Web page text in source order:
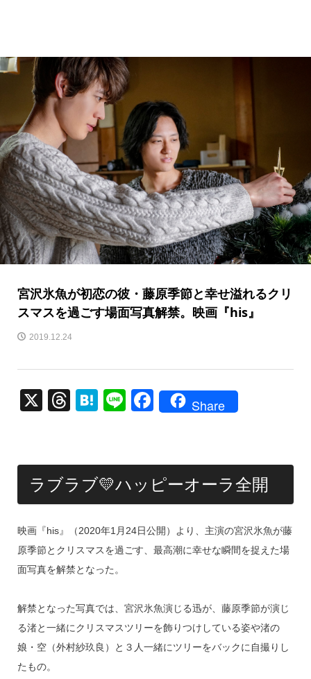
宮沢氷魚が初恋の彼・藤原季節と幸せ溢れるクリ
スマスを過ごす場面写真解禁。映画『his』
2019.12.24
X
T
a
d
s
H
n
a
Li
F
e
b
o
o
k
Share
ラブラブ💛ハッピーオーラ全開
映画『his』（2020年1月24日公開）より、主演の宮沢氷魚が藤
原季節とクリスマスを過ごす、最高潮に幸せな瞬間を捉えた場
面写真を解禁となった。
解禁となった写真では、宮沢氷魚演じる迅が、藤原季節が演じ
る渚と一緒にクリスマスツリーを飾りつけしている姿や渚の
娘・空（外村紗玖良）と３人一緒にツリーをバックに自撮りし
たもの。